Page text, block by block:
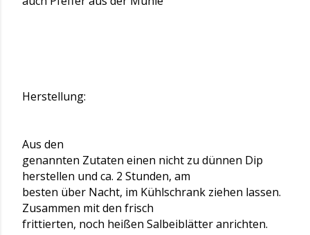
Herstellung:
Aus den
genannten Zutaten einen nicht zu dünnen Dip
herstellen und ca. 2 Stunden, am
besten über Nacht, im Kühlschrank ziehen lassen.
Zusammen mit den frisch
frittierten, noch heißen Salbeiblätter anrichten.